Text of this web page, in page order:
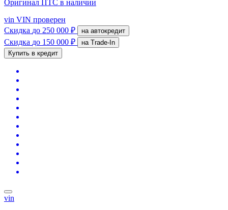
Оригинал ПТС в наличии
vin VIN проверен
Скидка до 250 000 ₽ на автокредит
Скидка до 150 000 ₽
на Trade-In
Купить в кредит
vin